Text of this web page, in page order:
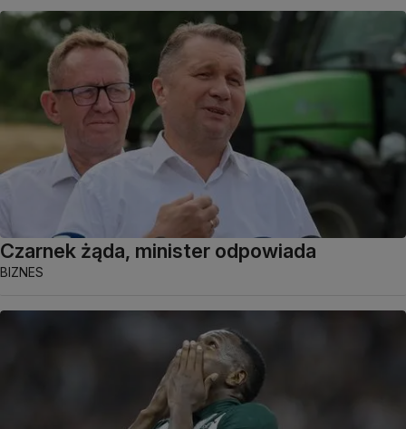
Czarnek żąda, minister odpowiada
BIZNES